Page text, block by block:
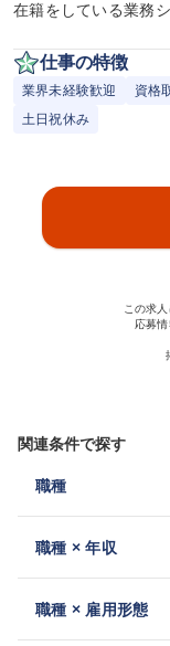
在籍をしている業務
仕事の特徴
業界未経験歓迎 資格
土日祝休み
この求
応募
関連条件で探す
職種
職種 × 年収
職種 × 雇用形態